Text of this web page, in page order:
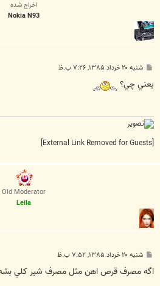
اخراج شده
Nokia N93
ت
شنبه ۲۰ خرداد ۱۳۸۵, ۷:۲۶ ب.ظ
يعني چي؟
[External Link Removed for Guests]
Old Moderator
Leila
ت
شنبه ۲۰ خرداد ۱۳۸۵, ۷:۵۲ ب.ظ
اگه مصرف قرص اهن مثل مصرف شير كلي